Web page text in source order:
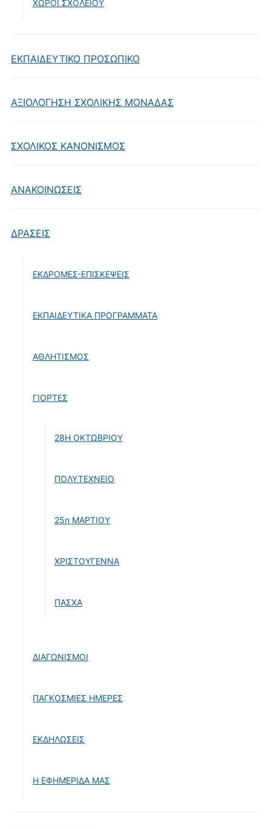
ΧΩΡΟΙ ΣΧΟΛΕΙΟΥ
ΕΚΠΑΙΔΕΥΤΙΚΟ ΠΡΟΣΩΠΙΚΟ
ΑΞΙΟΛΟΓΗΣΗ ΣΧΟΛΙΚΗΣ ΜΟΝΑΔΑΣ
ΣΧΟΛΙΚΟΣ ΚΑΝΟΝΙΣΜΟΣ
ΑΝΑΚΟΙΝΩΣΕΙΣ
ΔΡΑΣΕΙΣ
ΕΚΔΡΟΜΕΣ-ΕΠΙΣΚΕΨΕΙΣ
ΕΚΠΑΙΔΕΥΤΙΚΑ ΠΡΟΓΡΑΜΜΑΤΑ
ΑΘΛΗΤΙΣΜΟΣ
ΓΙΟΡΤΕΣ
28Η ΟΚΤΩΒΡΙΟΥ
ΠΟΛΥΤΕΧΝΕΙΟ
25η ΜΑΡΤΙΟΥ
ΧΡΙΣΤΟΥΓΕΝΝΑ
ΠΑΣΧΑ
ΔΙΑΓΩΝΙΣΜΟΙ
ΠΑΓΚΟΣΜΙΕΣ ΗΜΕΡΕΣ
ΕΚΔΗΛΩΣΕΙΣ
Η ΕΦΗΜΕΡΙΔΑ ΜΑΣ